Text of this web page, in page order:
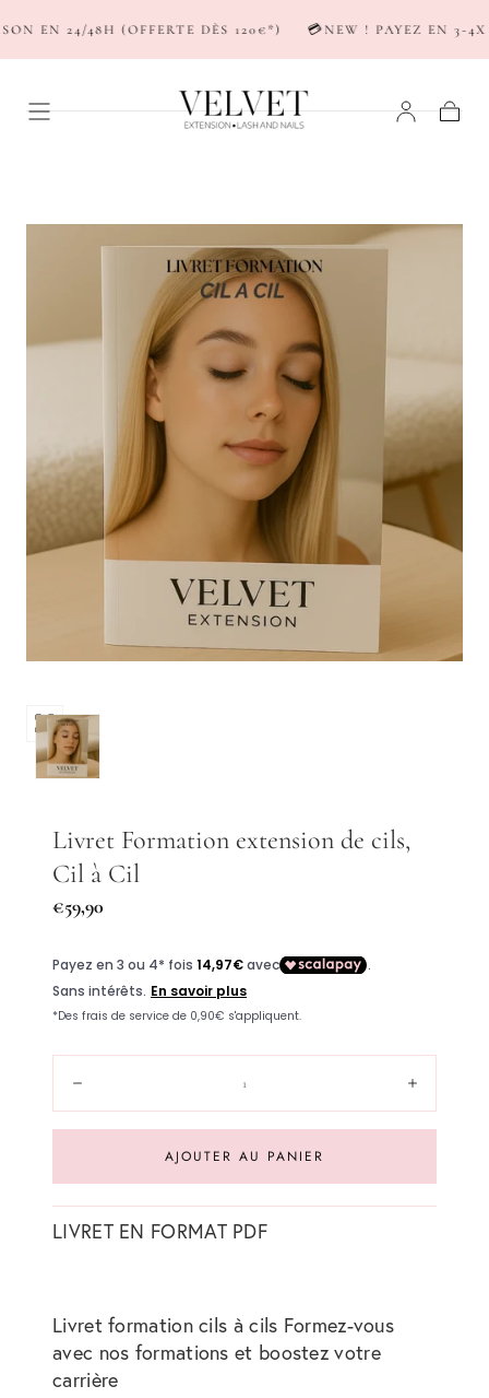
PASSER AU
CONTENU
EN 24/48H (OFFERTE DÈS 120€*) 💳NEW ! PAYEZ EN 3-4X
Ouvrir
les
médias
dans
une
fenêtre
modale
Livret Formation extension de cils,
Cil à Cil
Prix
€59,90
AJOUTER AU PANIER
LIVRET EN FORMAT PDF
Livret formation cils à cils Formez-vous
avec nos formations et boostez votre
carrière